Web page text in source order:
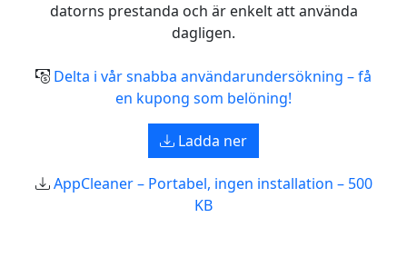
datorns prestanda och är enkelt att använda
dagligen.
Delta i vår snabba användarundersökning – få
en kupong som belöning!
Ladda ner
AppCleaner – Portabel, ingen installation – 500
KB